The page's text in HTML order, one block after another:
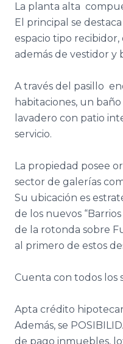
La planta alta
El principal se
espacio tipo
además de vestidor y
A través del pasillo
habitaciones, un
lavadero con patio
servicio.
La propiedad posee
sector de galerías
Su ubicación es
de los nuevos
de la rotonda sobre
al primero de estos
Cuenta con todos los
Apta crédito
Además, se
de pago inmuebles,